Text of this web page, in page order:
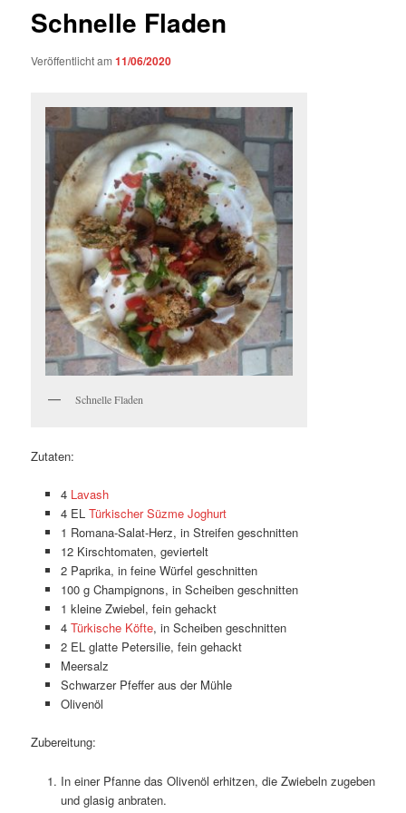
Schnelle Fladen
Veröffentlicht am11/06/2020
Schnelle Fladen
Zutaten:
4 Lavash
4 EL Türkischer Süzme Joghurt
1 Romana-Salat-Herz, in Streifen geschnitten
12 Kirschtomaten, geviertelt
2 Paprika, in feine Würfel geschnitten
100 g Champignons, in Scheiben geschnitten
1 kleine Zwiebel, fein gehackt
4 Türkische Köfte, in Scheiben geschnitten
2 EL glatte Petersilie, fein gehackt
Meersalz
Schwarzer Pfeffer aus der Mühle
Olivenöl
Zubereitung:
In einer Pfanne das Olivenöl erhitzen, die Zwiebeln zugeben
und glasig anbraten.